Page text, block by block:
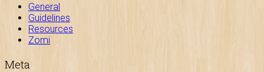
General
Guidelines
Resources
Zomi
Meta